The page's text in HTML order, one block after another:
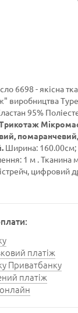
6698 - якісна
виробництва
95%
Ширина: 160.00см;
1 м . Тканина
цифровий
платіж
Приватбанку
платіж